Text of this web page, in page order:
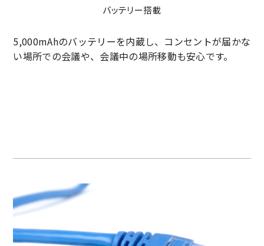
バッテリー搭載
5,000mAhのバッテリーを内蔵し、コンセントが届かな
い場所での会議や、会議中の場所移動も安心です。